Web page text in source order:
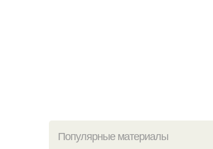
Популярные материалы